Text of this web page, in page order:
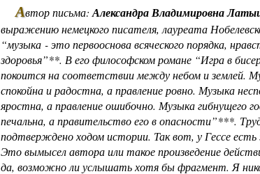
Автор письма: Александра Владимировна
выражению немецкого писателя, лауреата
“музыка - это первооснова всяческого порядка,
здоровья”**. В его философском романе “Игра в
покоится на соответствии между небом и землей.
спокойна и радостна, а правление ровно. Музыка
яростна, а правление ошибочно. Музыка гибнущего
печальна, а правительство его в опасности”***.
подтверждено ходом истории. Так вот, у Гессе есть
Это вымысел автора или такое произведение
да, возможно ли услышать хотя бы фрагмент. Я